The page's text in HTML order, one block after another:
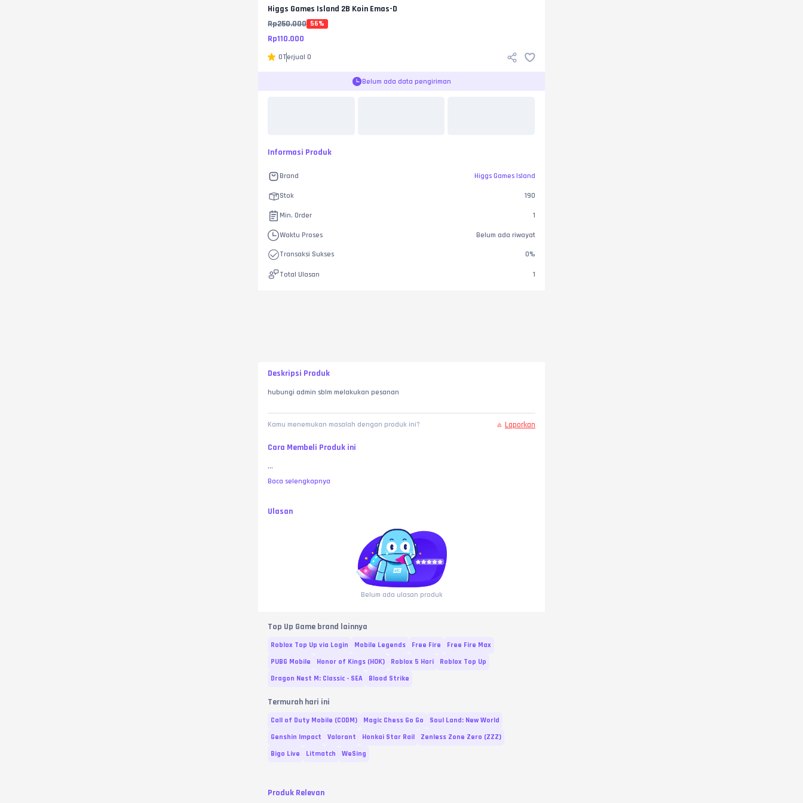
Higgs Games Island 2B Koin Emas-D
Rp250.000 56%
Rp110.000
0Terjual 0
Belum ada data pengiriman
Informasi Produk
Brand Higgs Games Island
Stok 190
Min. Order 1
Waktu Proses Belum ada riwayat
Transaksi Sukses 0%
Total Ulasan 1
Deskripsi Produk
hubungi admin sblm melakukan pesanan
Kamu menemukan masalah dengan produk ini? Laporkan
Cara Membeli Produk ini
...
Baca selengkapnya
Ulasan
Belum ada ulasan produk
Top Up Game brand lainnya
Roblox Top Up via Login Mobile Legends Free Fire
Free Fire Max
PUBG Mobile
Honor of Kings (HOK) Roblox 5 Hari
Roblox Top Up
Dragon Nest M: Classic - SEA
Blood Strike
Termurah hari ini
Call of Duty Mobile (CODM) Magic Chess Go Go
Soul Land: New World
Genshin Impact
Valorant Honkai Star Rail
Zenless Zone Zero (ZZZ)
Bigo Live
Litmatch WeSing
Produk Relevan